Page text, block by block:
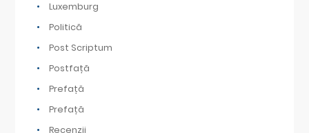
Luxemburg
Politică
Post Scriptum
Postfață
Prefață
Prefață
Recenzii